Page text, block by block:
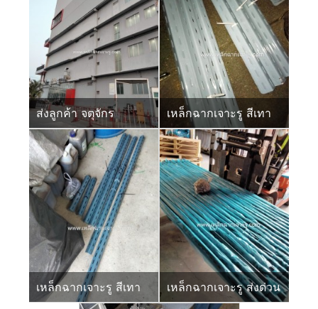
ส่งลูกค้า จตุจักร เหล็กฉากเจาะรู สีเทา
เหล็กฉากเจาะรู สีเทา เหล็กฉากเจาะรู ส่งด่วน